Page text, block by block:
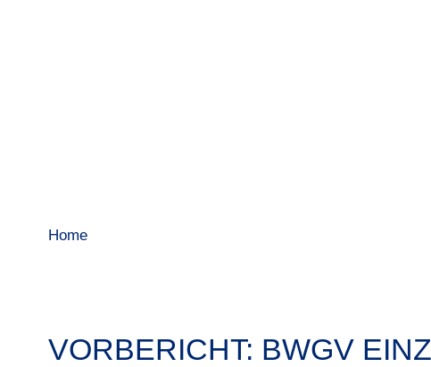
Home
VORBERICHT: BWGV